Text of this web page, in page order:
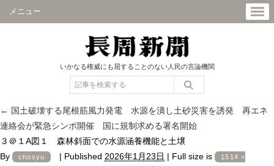
メニュー
いかなる権威にも屈することのない人民の言論機関
← 国土破壊する尾根筋風力発電 水源を潰し土砂災害を誘発 再エネ
連絡会が緊急シンポ開催 国に規制求める署名開始
３＠１A図１ 森林斜面での水源涵養機能と土壌
By
chosyu | Published 2026年1月23日 | Full size is 1514 ×